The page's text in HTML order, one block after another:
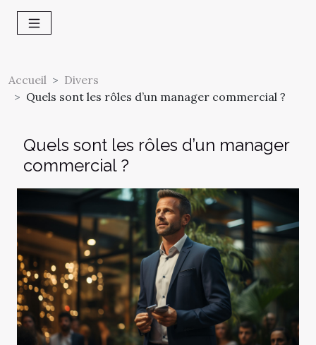
Accueil
Divers
Quels sont les rôles d’un manager commercial ?
Quels sont les rôles d’un manager
commercial ?